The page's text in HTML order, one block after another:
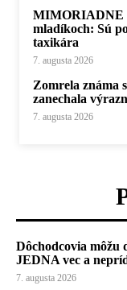
MIMORIADNE
mladíkoch: Sú
taxikára
7. augusta 2026
Zomrela známa
zanechala
7. augusta 2026
Dôchodcovia môžu
JEDNA vec a
7. augusta 2026